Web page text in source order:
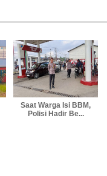
Saat Warga Isi BBM,
Polisi Hadir Be...